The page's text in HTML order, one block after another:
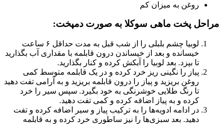
روغن به میزان کم
مراحل پخت ماهی سوکلا به صورت دمپخت:
لوبیا چشم بلبلی را از شب قبل به مدت حداقل ۶ ساعت
خیسانده و بعد از خیساندن درون قابلمه با مقداری آب بگذارید
تا بپزد. بعد لوبیا را آبکش کرده و کنار بگذارید.
پیاز را نگینی ریز خرد کرده و در یک قابلمه متوسط کمی
روغن بریزید و پیاز را درون قابلمه بریزید و به آرامی تفت دهید
تا رنگ طلایی خوشرنگی به خود بگیرد. سپس سیر را خرد
کرده و به پیاز اضافه کرده و کمی تفت دهید.
در ادامه ادویه‌ها را به ترکیب پیاز و سیر اضافه کرده و تفت
دهید. بعد سبزی‌ها را نیز ساطوری خرد کرده و به قابلمه